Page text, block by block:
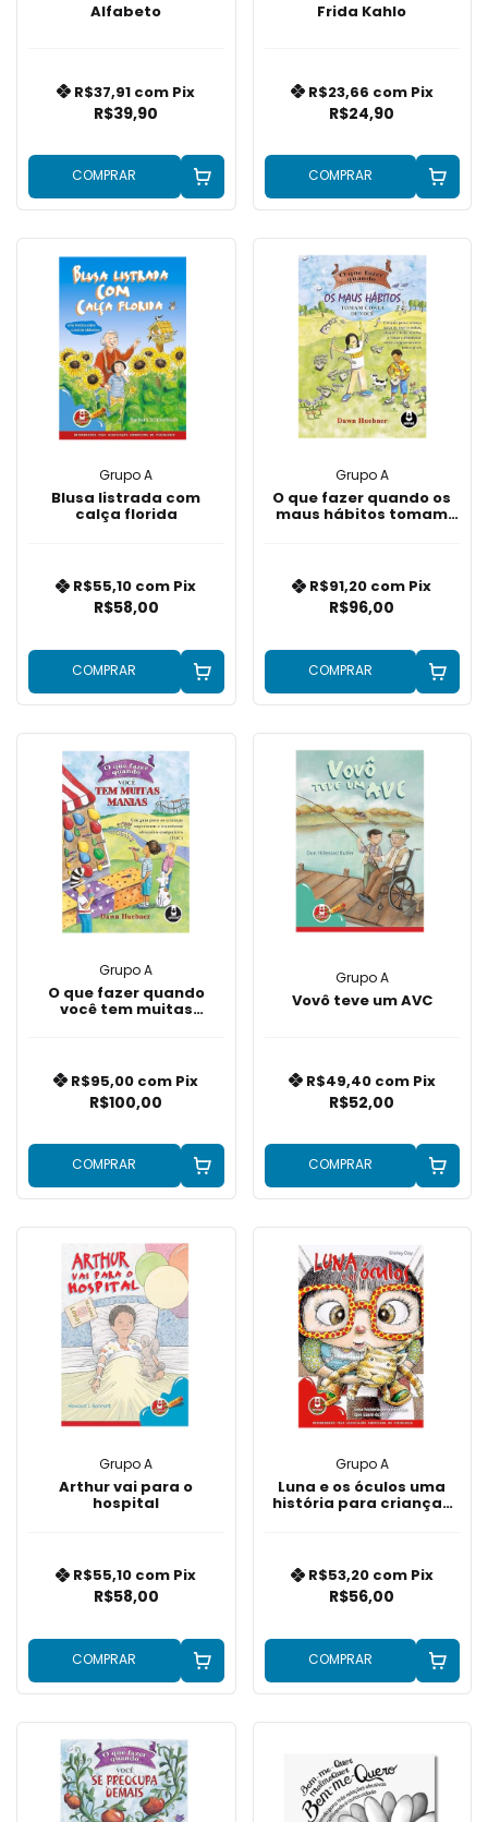
Alfabeto
R$39,90
R$37,91 com Pix
COMPRAR
Frida Kahlo
R$24,90
R$23,66 com Pix
COMPRAR
Grupo A
Blusa listrada com
calça florida
R$58,00
R$55,10 com Pix
COMPRAR
Grupo A
O que fazer quando os
maus hábitos tomam
R$96,00
R$91,20 com Pix
COMPRAR
Grupo A
O que fazer quando
você tem muitas
R$100,00
R$95,00 com Pix
COMPRAR
Grupo A
Vovô teve um AVC
R$52,00
R$49,40 com Pix
COMPRAR
Grupo A
Arthur vai para o
hospital
R$58,00
R$55,10 com Pix
COMPRAR
Grupo A
Luna e os óculos uma
história para crianças
R$56,00
R$53,20 com Pix
COMPRAR